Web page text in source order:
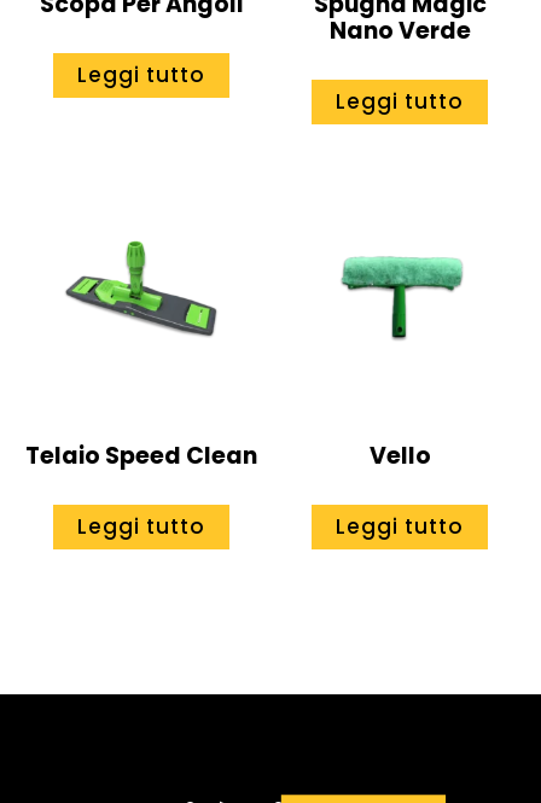
Leggi tutto
Nano Verde
Leggi tutto
Telaio Speed Clean
Leggi tutto
Vello
Leggi tutto